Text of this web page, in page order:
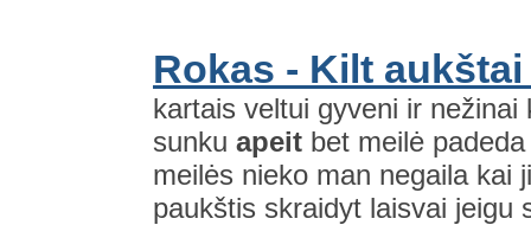
Rokas - Kilt
kartais veltui gyveni ir
sunku apeit bet meilė
meilės nieko man negaila kai
paukštis skraidyt laisvai jeigu